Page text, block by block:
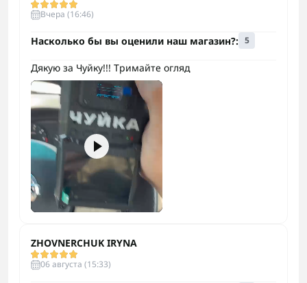
Вчера (16:46)
Насколько бы вы оценили наш магазин?: 5
Дякую за Чуйку!!! Тримайте огляд
ZHOVNERCHUK IRYNA
06 августа (15:33)